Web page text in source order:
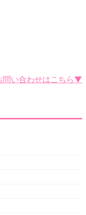
問い合わせはこちら▼